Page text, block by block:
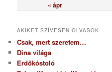
« ápr
AKIKET SZÍVESEN OLVASOK
Csak, mert szeretem…
Dina világa
Erdőkóstoló